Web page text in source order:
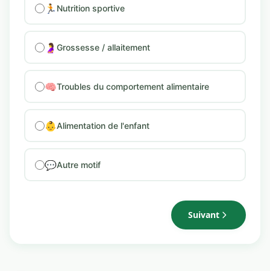
🏃 Nutrition sportive
🤰 Grossesse / allaitement
🧠Troubles du comportement alimentaire
👶Alimentation de l'enfant
💬Autre motif
Suivant